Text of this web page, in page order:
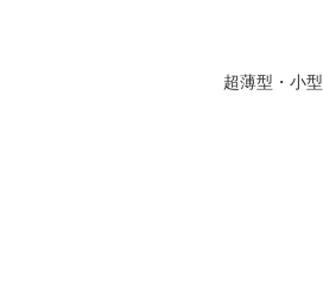
超薄型・小